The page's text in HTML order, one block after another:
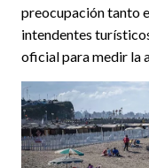
preocupación tanto
intendentes
oficial para medir la